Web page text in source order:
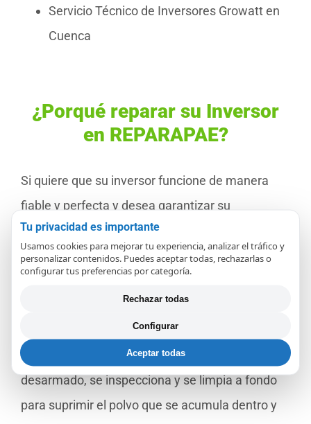
Servicio Técnico de Inversores Growatt en
Cuenca
¿Porqué reparar su Inversor
en REPARAPAE?
Si quiere que su inversor funcione de manera
fiable y perfecta y desea garantizar su
longevidad y una producción óptima en su
instalación de placas solares, un servicio
técnico es una forma económica de conseguirlo.
El servicio de reparación de inversores de
REPARAPAE es llevado a cabo por un técnico
especialista. A lo largo del servicio, el inversor es
desarmado, se inspecciona y se limpia a fondo
para suprimir el polvo que se acumula dentro y
Tu privacidad es importante
Usamos cookies para mejorar tu experiencia, analizar el tráfico y
personalizar contenidos. Puedes aceptar todas, rechazarlas o
configurar tus preferencias por categoría.
Rechazar todas
Configurar
Aceptar todas